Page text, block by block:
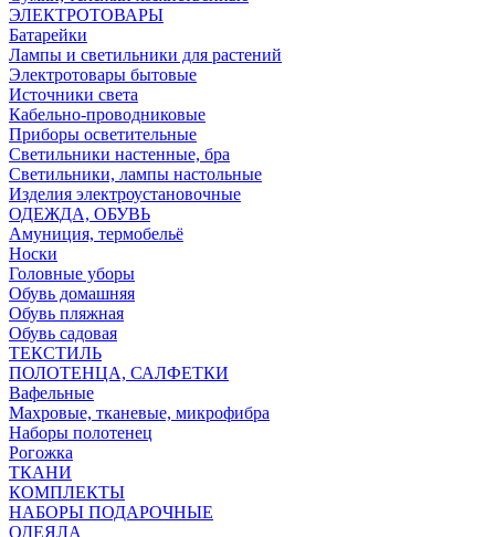
ЭЛЕКТРОТОВАРЫ
Батарейки
Лампы и светильники для растений
Электротовары бытовые
Источники света
Кабельно-проводниковые
Приборы осветительные
Светильники настенные, бра
Светильники, лампы настольные
Изделия электроустановочные
ОДЕЖДА, ОБУВЬ
Амуниция, термобельё
Носки
Головные уборы
Обувь домашняя
Обувь пляжная
Обувь садовая
ТЕКСТИЛЬ
ПОЛОТЕНЦА, САЛФЕТКИ
Вафельные
Махровые, тканевые, микрофибра
Наборы полотенец
Рогожка
ТКАНИ
КОМПЛЕКТЫ
НАБОРЫ ПОДАРОЧНЫЕ
ОДЕЯЛА